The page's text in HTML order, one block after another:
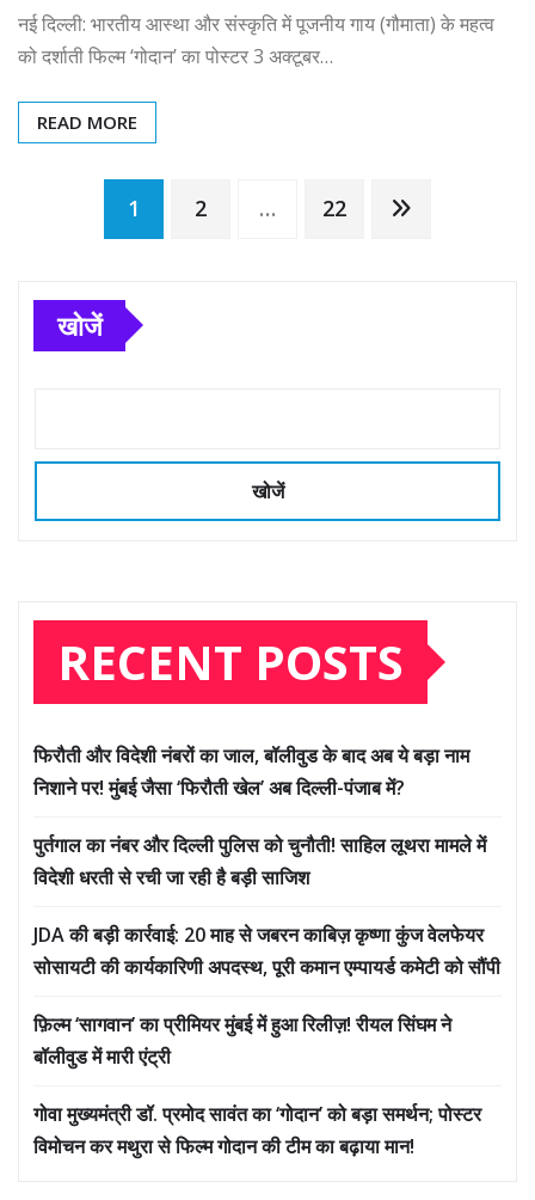
नई दिल्ली: भारतीय आस्था और संस्कृति में पूजनीय गाय (गौमाता) के महत्व
को दर्शाती फिल्म ‘गोदान’ का पोस्टर 3 अक्टूबर…
READ MORE
Posts
pagination
1 2 … 22
खोजें
खोजें
RECENT POSTS
फिरौती और विदेशी नंबरों का जाल, बॉलीवुड के बाद अब ये बड़ा नाम
निशाने पर! मुंबई जैसा ‘फिरौती खेल’ अब दिल्ली-पंजाब में?
पुर्तगाल का नंबर और दिल्ली पुलिस को चुनौती! साहिल लूथरा मामले में
विदेशी धरती से रची जा रही है बड़ी साजिश
JDA की बड़ी कार्रवाई: 20 माह से जबरन काबिज़ कृष्णा कुंज वेलफेयर
सोसायटी की कार्यकारिणी अपदस्थ, पूरी कमान एम्पायर्ड कमेटी को सौंपी
फ़िल्म ‘सागवान’ का प्रीमियर मुंबई में हुआ रिलीज़! रीयल सिंघम ने
बॉलीवुड में मारी एंट्री
गोवा मुख्यमंत्री डॉ. प्रमोद सावंत का ‘गोदान’ को बड़ा समर्थन; पोस्टर
विमोचन कर मथुरा से फिल्म गोदान की टीम का बढ़ाया मान!